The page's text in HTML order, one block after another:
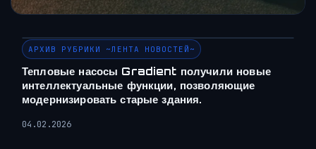
АРХИВ РУБРИКИ ~ЛЕНТА НОВОСТЕЙ~
Тепловые насосы Gradient получили новые
интеллектуальные функции, позволяющие
модернизировать старые здания.
04.02.2026